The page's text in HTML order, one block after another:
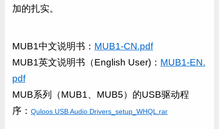
加的扎实。
MUB1中文说明书： MUB1-CN.pdf
MUB1英文说明书（English User) ： MUB1-EN.
pdf
MUB系列（MUB1、MUB5） 的USB驱动程
序： Quloos USB Audio Drivers_setup_WHQL.rar